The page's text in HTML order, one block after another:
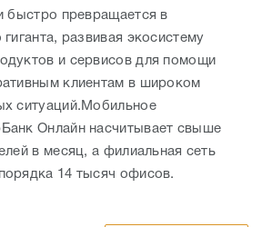
быстро превращается в
гиганта, развивая экосистему
и сервисов для помощи
клиентам в широком
ситуаций.Мобильное
Онлайн насчитывает свыше
в месяц, а филиальная сеть
14 тысяч офисов.